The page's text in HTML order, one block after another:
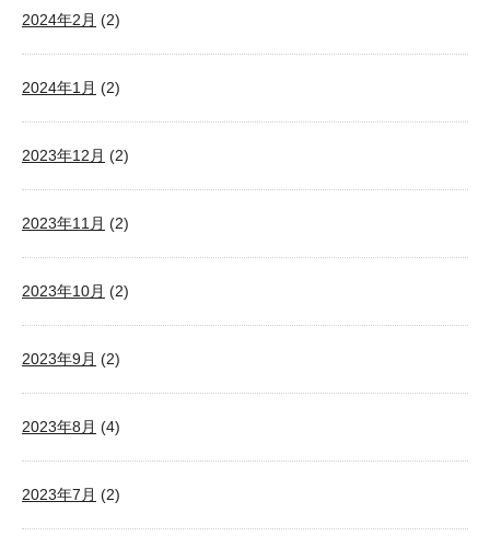
2024年2月 (2)
2024年1月 (2)
2023年12月 (2)
2023年11月 (2)
2023年10月 (2)
2023年9月 (2)
2023年8月 (4)
2023年7月 (2)